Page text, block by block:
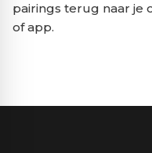
pairings terug naar je
of app.